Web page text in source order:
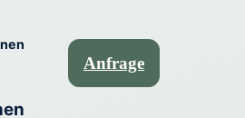
Anfrage